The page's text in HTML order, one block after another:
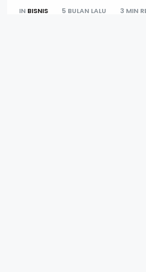
IN BISNIS 5 BULAN LALU 3 MIN